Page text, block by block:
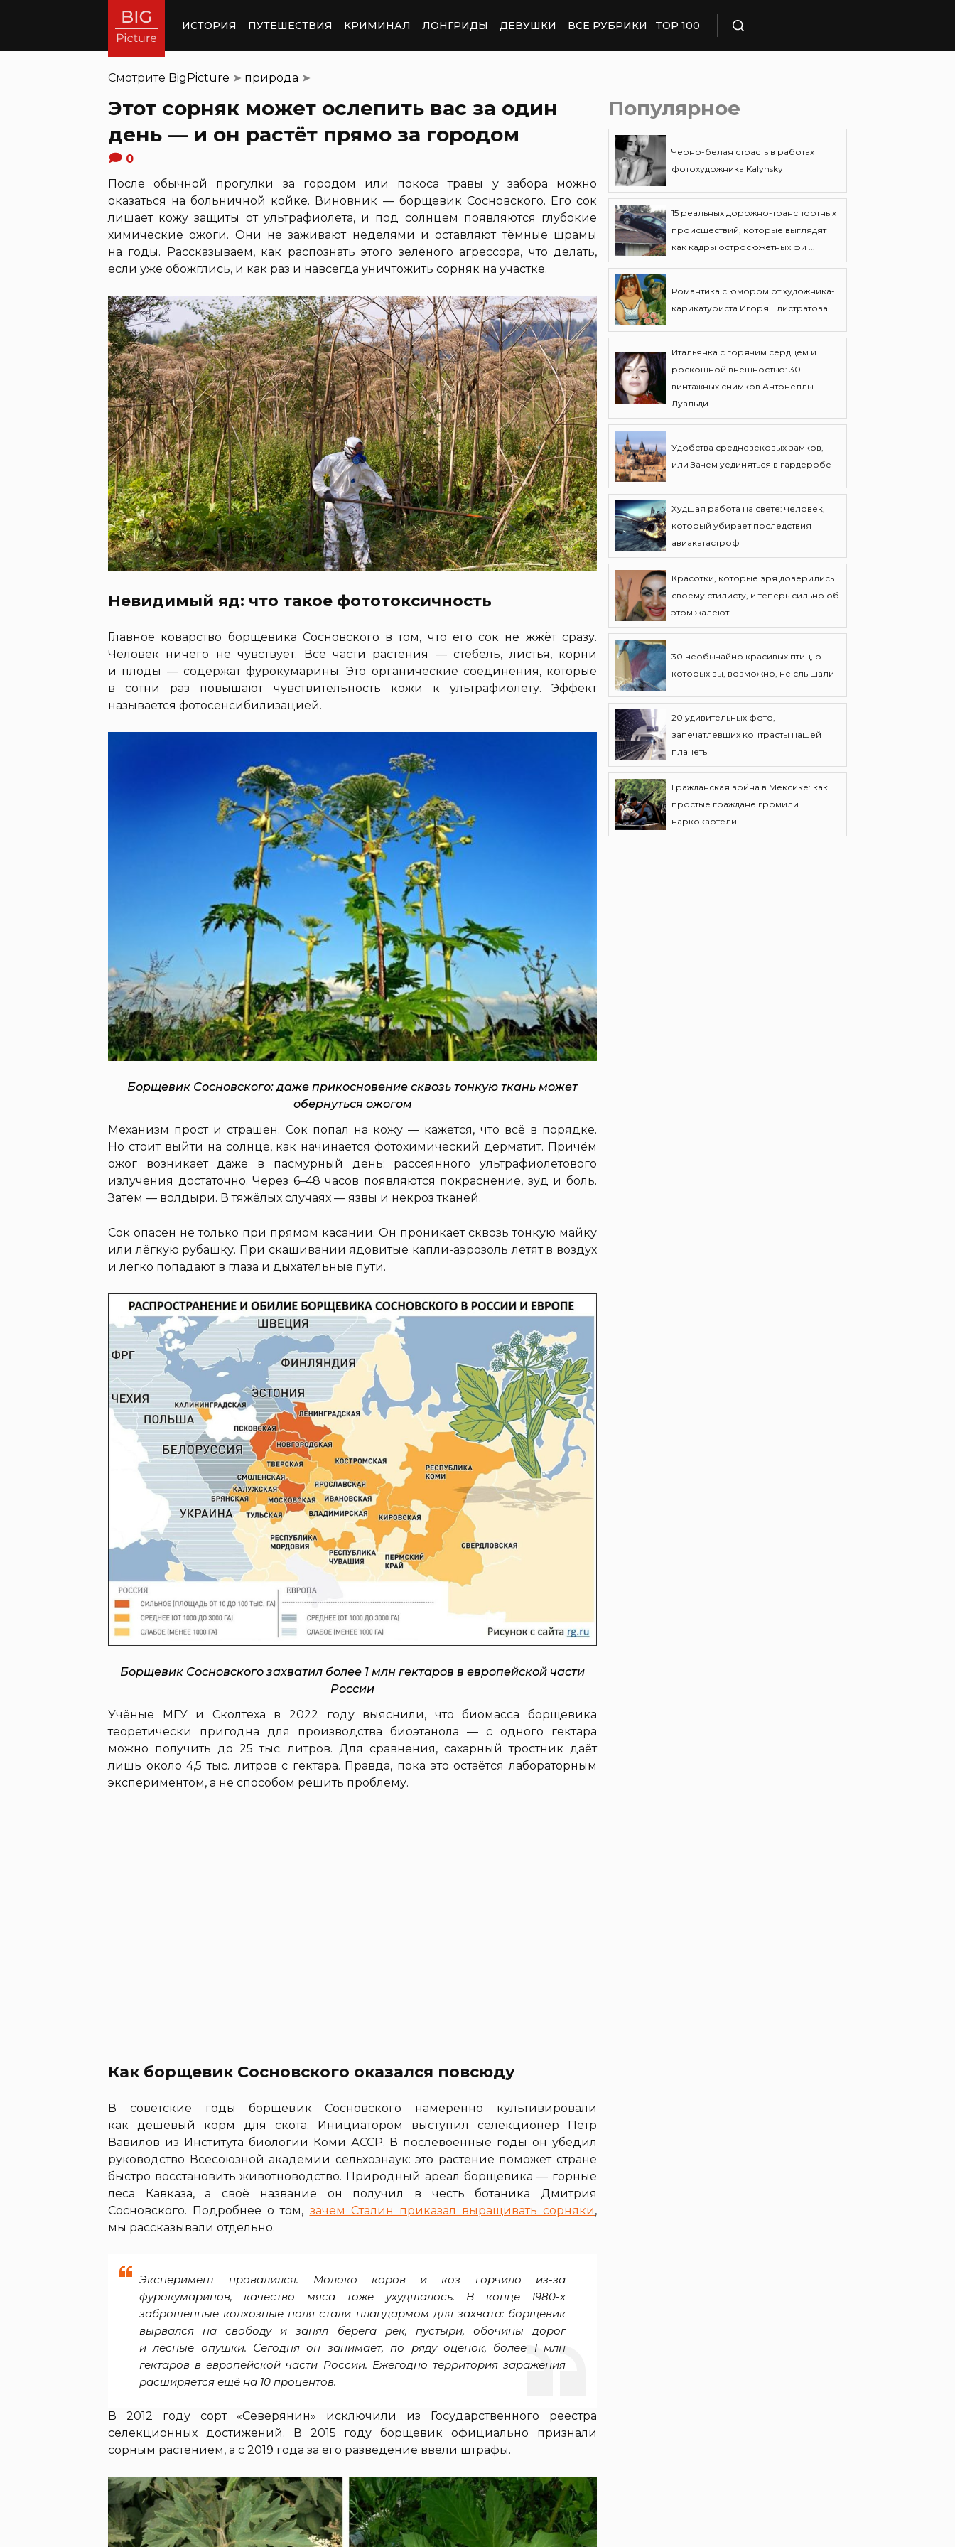
ИСТОРИЯ ПУТЕШЕСТВИЯ КРИМИНАЛ ЛОНГРИДЫ ДЕВУШКИ ВСЕ РУБРИКИ TOP 100
Смотрите BigPicture ➤ природа ➤
Этот сорняк может ослепить вас за один
день — и он растёт прямо за городом
0
После обычной прогулки за городом или покоса травы у забора можно
оказаться на больничной койке. Виновник — борщевик Сосновского. Его сок
лишает кожу защиты от ультрафиолета, и под солнцем появляются глубокие
химические ожоги. Они не заживают неделями и оставляют тёмные шрамы
на годы. Рассказываем, как распознать этого зелёного агрессора, что делать,
если уже обожглись, и как раз и навсегда уничтожить сорняк на участке.
Невидимый яд: что такое фототоксичность
Главное коварство борщевика Сосновского в том, что его сок не жжёт сразу.
Человек ничего не чувствует. Все части растения — стебель, листья, корни
и плоды — содержат фурокумарины. Это органические соединения, которые
в сотни раз повышают чувствительность кожи к ультрафиолету. Эффект
называется фотосенсибилизацией.
Борщевик Сосновского: даже прикосновение сквозь тонкую ткань может
обернуться ожогом
Механизм прост и страшен. Сок попал на кожу — кажется, что всё в порядке.
Но стоит выйти на солнце, как начинается фотохимический дерматит. Причём
ожог возникает даже в пасмурный день: рассеянного ультрафиолетового
излучения достаточно. Через 6–48 часов появляются покраснение, зуд и боль.
Затем — волдыри. В тяжёлых случаях — язвы и некроз тканей.
Сок опасен не только при прямом касании. Он проникает сквозь тонкую майку
или лёгкую рубашку. При скашивании ядовитые капли-аэрозоль летят в воздух
и легко попадают в глаза и дыхательные пути.
Борщевик Сосновского захватил более 1 млн гектаров в европейской части
России
Учёные МГУ и Сколтеха в 2022 году выяснили, что биомасса борщевика
теоретически пригодна для производства биоэтанола — с одного гектара
можно получить до 25 тыс. литров. Для сравнения, сахарный тростник даёт
лишь около 4,5 тыс. литров с гектара. Правда, пока это остаётся лабораторным
экспериментом, а не способом решить проблему.
Как борщевик Сосновского оказался повсюду
В советские годы борщевик Сосновского намеренно культивировали
как дешёвый корм для скота. Инициатором выступил селекционер Пётр
Вавилов из Института биологии Коми АССР. В послевоенные годы он убедил
руководство Всесоюзной академии сельхознаук: это растение поможет стране
быстро восстановить животноводство. Природный ареал борщевика — горные
леса Кавказа, а своё название он получил в честь ботаника Дмитрия
Сосновского. Подробнее о том, зачем Сталин приказал выращивать сорняки,
мы рассказывали отдельно.
Эксперимент провалился. Молоко коров и коз горчило из-за
фурокумаринов, качество мяса тоже ухудшалось. В конце 1980-х
заброшенные колхозные поля стали плацдармом для захвата: борщевик
вырвался на свободу и занял берега рек, пустыри, обочины дорог
и лесные опушки. Сегодня он занимает, по ряду оценок, более 1 млн
гектаров в европейской части России. Ежегодно территория заражения
расширяется ещё на 10 процентов.
В 2012 году сорт «Северянин» исключили из Государственного реестра
селекционных достижений. В 2015 году борщевик официально признали
сорным растением, а с 2019 года за его разведение ввели штрафы.
Популярное
Черно-белая страсть в работах
фотохудожника Kalynsky
15 реальных дорожно-транспортных
происшествий, которые выглядят
как кадры остросюжетных фи ...
Романтика с юмором от художника-
карикатуриста Игоря Елистратова
Итальянка с горячим сердцем и
роскошной внешностью: 30
винтажных снимков Антонеллы
Луальди
Удобства средневековых замков,
или Зачем уединяться в гардеробе
Худшая работа на свете: человек,
который убирает последствия
авиакатастроф
Красотки, которые зря доверились
своему стилисту, и теперь сильно об
этом жалеют
30 необычайно красивых птиц, о
которых вы, возможно, не слышали
20 удивительных фото,
запечатлевших контрасты нашей
планеты
Гражданская война в Мексике: как
простые граждане громили
наркокартели